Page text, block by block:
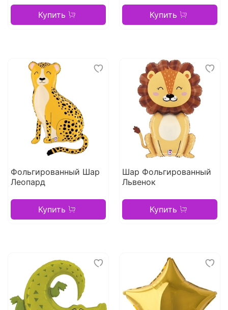
Купить Купить
Фольгированный Шар
Леопард
Купить
Шар Фольгированный
Львенок
Купить